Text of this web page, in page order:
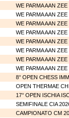
WE PARMA AAN
WE PARMA AAN
WE PARMA AAN
WE PARMA AAN
WE PARMA AAN
WE PARMA AAN
WE PARMA AAN
WE PARMA AAN
8° OPEN CHESS
OPEN THERMAE
17° OPEN ISCHIA
SEMIFINALE CIA
CAMPIONATO CM